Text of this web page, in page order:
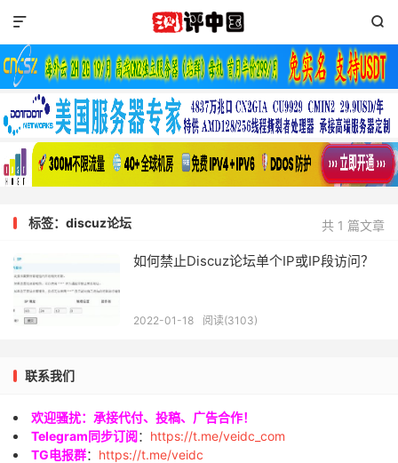


共 1 篇文章
标签：discuz论坛
如何禁止Discuz论坛单个IP或IP段访问？
2022-01-18 阅读(3103)
联系我们
欢迎骚扰：承接代付、投稿、广告合作！
Telegram同步订阅： https://t.me/veidc_com
TG电报群： https://t.me/veidc